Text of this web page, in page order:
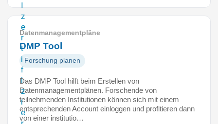
I
z
e
r
t
i
f
i
z
i
e
Datenmanagementpläne
DMP Tool
Forschung planen
Das DMP Tool hilft beim Erstellen von
Datenmanagementplänen. Forschende von
teilnehmenden Institutionen können sich mit einem
entsprechenden Account einloggen und profitieren dann
von einer institutio…